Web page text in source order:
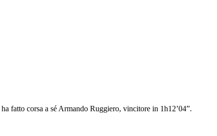
fatto corsa a sé Armando Ruggiero, vincitore in 1h12’04”.